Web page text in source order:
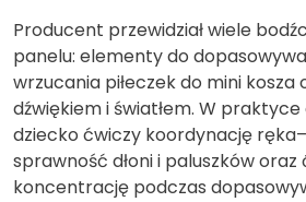
Producent przewidział wiele
panelu: elementy do
wrzucania piłeczek do mini kosza
dźwiękiem i światłem. W
dziecko ćwiczy koordynację
sprawność dłoni i paluszków oraz
koncentrację podczas